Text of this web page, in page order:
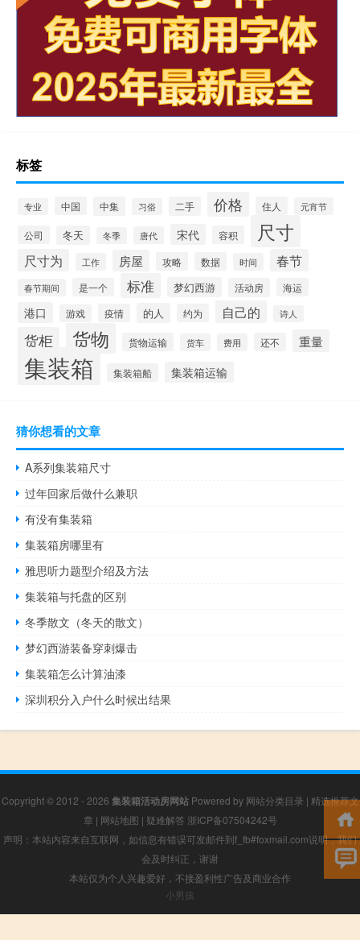
标签
专业 中国 中集 习俗 二手 价格 住人 元宵节
公司 冬天 冬季 唐代 宋代 容积 尺寸
尺寸为 工作 房屋 攻略 数据 时间 春节
春节期间 是一个 标准 梦幻西游 活动房 海运
港口 游戏 疫情 的人 约为 自己的 诗人
货柜 货物 货物运输 货车 费用 还不 重量
集装箱 集装箱船 集装箱运输
猜你想看的文章
A系列集装箱尺寸
过年回家后做什么兼职
有没有集装箱
集装箱房哪里有
雅思听力题型介绍及方法
集装箱与托盘的区别
冬季散文（冬天的散文）
梦幻西游装备穿刺爆击
集装箱怎么计算油漆
深圳积分入户什么时候出结果
Copyright © 2012 - 2026 集装箱活动房网站Powered by 网站分类目录 | 精选推荐文
章 | 网站地图 | 疑难解答 浙ICP备07504242号
声明：本站内容来自互联网，如信息有错误可发邮件到f_fb#foxmail.com说明，我们
会及时纠正，谢谢
本站仅为个人兴趣爱好，不接盈利性广告及商业合作
小男孩